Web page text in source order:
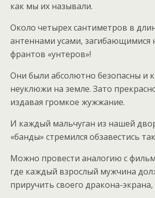
как мы их называли.
Около четырех сантиметров в
антеннами усами, загибающимися
франтов «унтеров»!
Они были абсолютно безопасны и
неуклюжи на земле. Зато
издавая громкое жужжание.
И каждый мальчуган из нашей
«банды» стремился обзавестись
Можно провести аналогию с
где каждый взрослый мужчина
приручить своего дракона-